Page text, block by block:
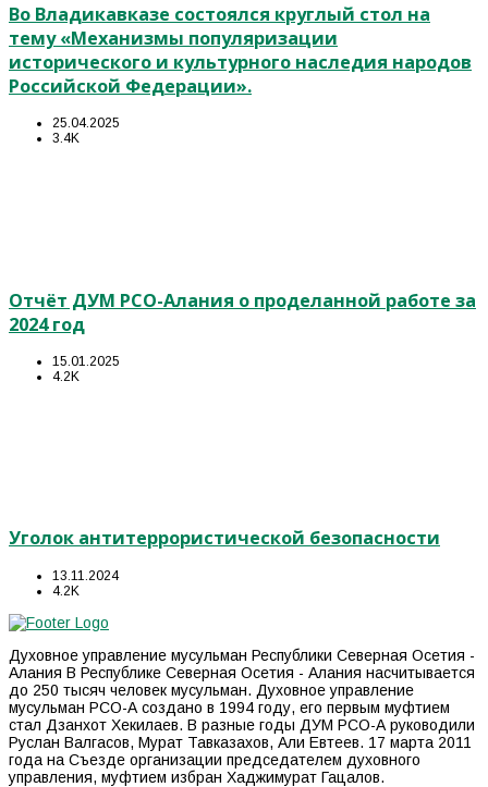
Во Владикавказе состоялся круглый стол на
тему «Механизмы популяризации
исторического и культурного наследия народов
Российской Федерации».
25.04.2025
3.4K
Отчёт ДУМ РСО-Алания о проделанной работе за
2024 год
15.01.2025
4.2K
Уголок антитеррористической безопасности
13.11.2024
4.2K
Духовное управление мусульман Республики Северная Осетия -
Алания В Республике Северная Осетия - Алания насчитывается
до 250 тысяч человек мусульман. Духовное управление
мусульман РСО-А создано в 1994 году, его первым муфтием
стал Дзанхот Хекилаев. В разные годы ДУМ РСО-А руководили
Руслан Валгасов, Мурат Тавказахов, Али Евтеев. 17 марта 2011
года на Съезде организации председателем духовного
управления, муфтием избран Хаджимурат Гацалов.